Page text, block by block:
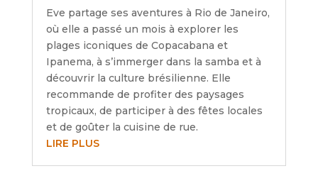
Eve partage ses aventures à Rio de Janeiro,
où elle a passé un mois à explorer les
plages iconiques de Copacabana et
Ipanema, à s’immerger dans la samba et à
découvrir la culture brésilienne. Elle
recommande de profiter des paysages
tropicaux, de participer à des fêtes locales
et de goûter la cuisine de rue.
LIRE PLUS